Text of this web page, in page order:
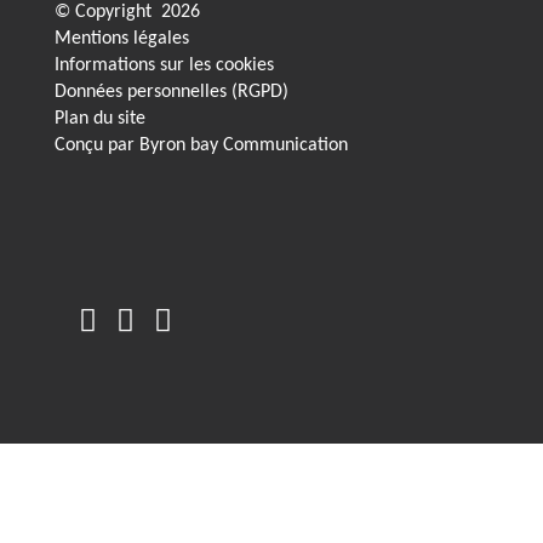
© Copyright 2026
Mentions légales
Informations sur les cookies
Données personnelles (RGPD)
Plan du site
Conçu par Byron bay Communication